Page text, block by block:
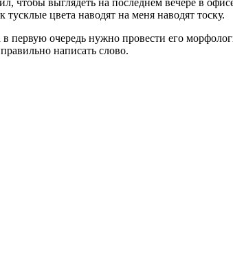
цвета наводят на меня наводят тоску.
первую очередь нужно провести его
написать слово.